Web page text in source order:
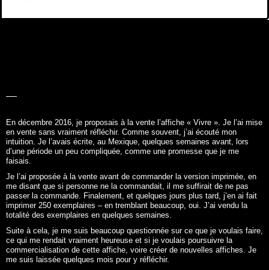
En décembre 2016, je proposais à la vente l’affiche « Vivre ». Je l’ai mise
en vente sans vraiment réfléchir. Comme souvent, j’ai écouté mon
intuition. Je l’avais écrite, au Mexique, quelques semaines avant, lors
d’une période un peu compliquée, comme une promesse que je me
faisais.
Je l’ai proposée à la vente avant de commander la version imprimée, en
me disant que si personne ne la commandait, il me suffirait de ne pas
passer la commande. Finalement, et quelques jours plus tard, j’en ai fait
imprimer 250 exemplaires – en tremblant beaucoup, oui. J’ai vendu la
totalité des exemplaires en quelques semaines.
Suite à cela, je me suis beaucoup questionnée sur ce que je voulais faire,
ce qui me rendait vraiment heureuse et si je voulais poursuivre la
commercialisation de cette affiche, voire créer de nouvelles affiches. Je
me suis laissée quelques mois pour y réfléchir.